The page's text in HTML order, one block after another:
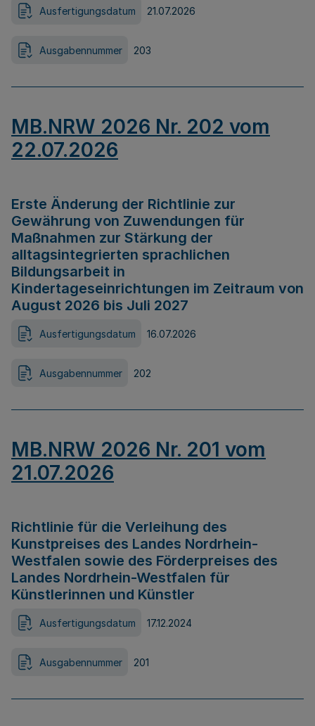
Ausfertigungsdatum 21.07.2026
Ausgabennummer 203
MB.NRW 2026 Nr. 202 vom
22.07.2026
Erste Änderung der Richtlinie zur
Gewährung von Zuwendungen für
Maßnahmen zur Stärkung der
alltagsintegrierten sprachlichen
Bildungsarbeit in
Kindertageseinrichtungen im Zeitraum von
August 2026 bis Juli 2027
Ausfertigungsdatum 16.07.2026
Ausgabennummer 202
MB.NRW 2026 Nr. 201 vom
21.07.2026
Richtlinie für die Verleihung des
Kunstpreises des Landes Nordrhein-
Westfalen sowie des Förderpreises des
Landes Nordrhein-Westfalen für
Künstlerinnen und Künstler
Ausfertigungsdatum 17.12.2024
Ausgabennummer 201